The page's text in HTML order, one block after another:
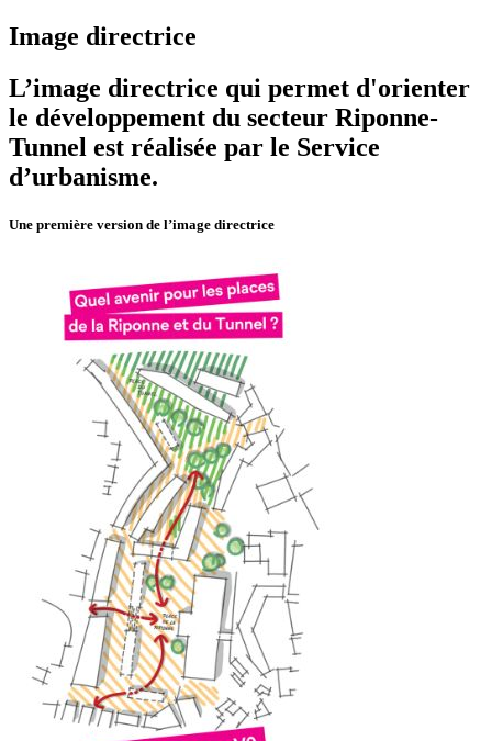
Image directrice
L’image directrice qui permet d'orienter
le développement du secteur Riponne-
Tunnel est réalisée par le Service
d’urbanisme.
Une première version de l’image directrice